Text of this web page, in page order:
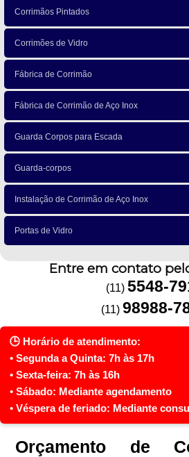
Corrimãos Pintados
Corrimões de Vidro
Fábrica de Corrimão
Fábrica de Corrimão de Aço Inox
Guarda Corpos para Escada
Guarda-corpos
Instalação de Corrimão de Aço Inox
Portas de Vidro
Entre em contato
(11) 5548-
(11) 98988-
Orçamento de